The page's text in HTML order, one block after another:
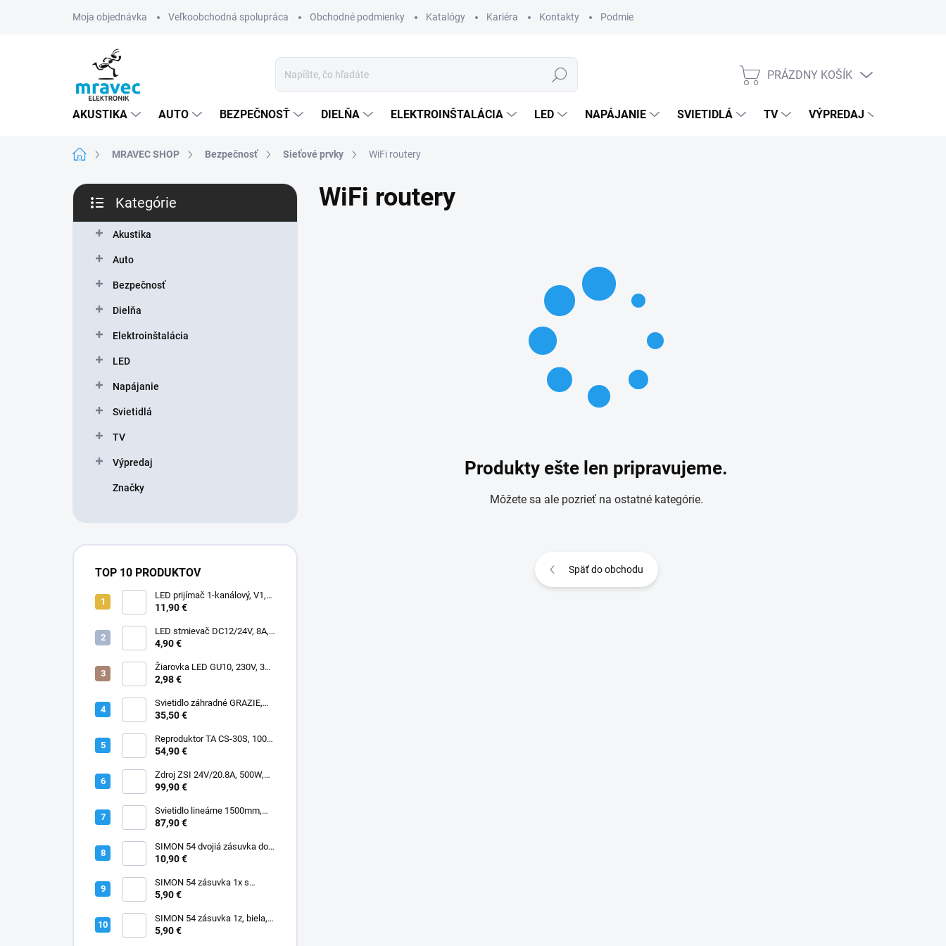
Moja objednávka Veľkoobchodná spolupráca Obchodné podmienky Katalógy Kariéra Kontakty Podmienky ochrany osobných údajov
Hľadať
NÁKUPNÝ
PRÁZDNY KOŠÍK
AKUSTIKA AUTO BEZPEČNOSŤ DIELŇA ELEKTROINŠTALÁCIA LED NAPÁJANIE SVIETIDLÁ TV VÝPREDAJ
DomovMRAVEC SHOP Bezpečnosť Sieťové prvky WiFi routery
B
č
kategórie
Kategórie
Akustika
Auto
Bezpečnosť
Dielňa
Elektroinštalácia
LED
Napájanie
Svietidlá
TV
Výpredaj
Značky
TOP 10 PRODUKTOV
LED prijímač 1-kanálový, V1,
5-36V, 8A, 40-288W
11,90 €
LED stmievač DC12/24V, 8A,
manuálny
4,90 €
Žiarovka LED GU10, 230V, 3W,
SMD2835, 3000K, 220lm, 120°
2,98 €
Svietidlo záhradné GRAZIE,
GU10, IP44
35,50 €
Reproduktor TA CS-30S, 100V,
30W, IP65
54,90 €
Zdroj ZSI 24V/20.8A, 500W,
IP67, Fose, MPF-500-24, PFC,
99,90 €
Svietidlo lineárne 1500mm,
LED 40/55/65/80W, 4000K,
87,90 €
SIMON 54 dvojiá zásuvka do
rámčekov PREMIUM, IP20,
10,90 €
SIMON 54 zásuvka 1x s
uzemnením, IP20, krémová,
DGZ1Z.01/41
5,90 €
SIMON 54 zásuvka 1z, biela,
DGZ1Z.01/11
5,90 €
WiFi routery
Produkty ešte len pripravujeme.
Môžete sa ale pozrieť na ostatné kategórie.
Späť do obchodu